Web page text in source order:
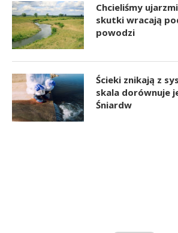
Chcieliśmy
skutki wracają
powodzi
Ścieki znikają z
skala dorównuje
Śniardw